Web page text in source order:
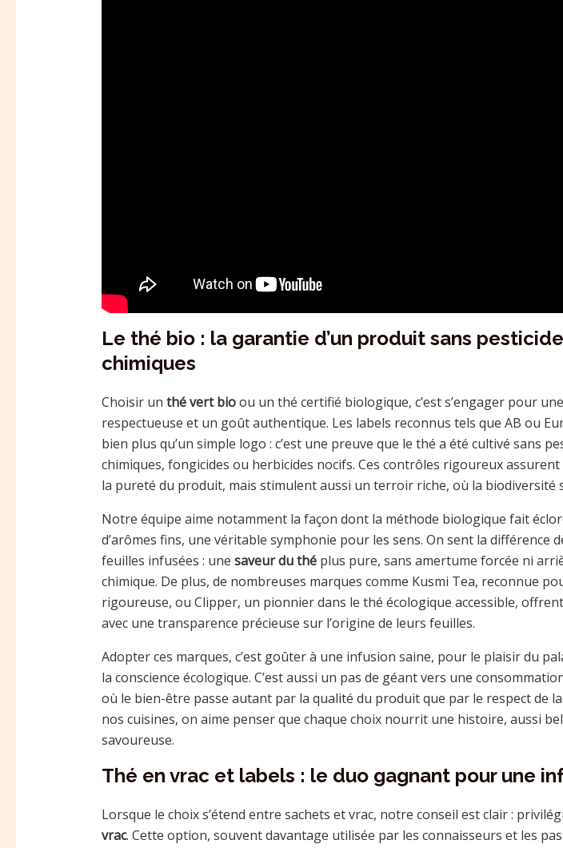
Le thé bio : la garantie d’un produit sans
chimiques
Choisir un thé vert bioou un thé certifié biologique, c’est s’engager pour
respectueuse et un goût authentique. Les labels reconnus tels que AB ou
bien plus qu’un simple logo : c’est une preuve que le thé a été cultivé sans
chimiques, fongicides ou herbicides nocifs. Ces contrôles rigoureux
la pureté du produit, mais stimulent aussi un terroir riche, où la biodiversité
Notre équipe aime notamment la façon dont la méthode biologique fait
d’arômes fins, une véritable symphonie pour les sens. On sent la différence
feuilles infusées : une saveur du théplus pure, sans amertume forcée ni
chimique. De plus, de nombreuses marques comme Kusmi Tea, reconnue
rigoureuse, ou Clipper, un pionnier dans le thé écologique accessible,
avec une transparence précieuse sur l’origine de leurs feuilles.
Adopter ces marques, c’est goûter à une infusion saine, pour le plaisir du
la conscience écologique. C’est aussi un pas de géant vers une
où le bien-être passe autant par la qualité du produit que par le respect de
nos cuisines, on aime penser que chaque choix nourrit une histoire, aussi
savoureuse.
Thé en vrac et labels : le duo gagnant pour une
Lorsque le choix s’étend entre sachets et vrac, notre conseil est clair :
vrac. Cette option, souvent davantage utilisée par les connaisseurs et les